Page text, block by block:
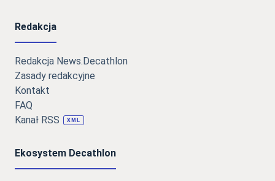
Redakcja
Redakcja News.Decathlon
Zasady redakcyjne
Kontakt
FAQ
Kanał RSS
XML
Ekosystem Decathlon